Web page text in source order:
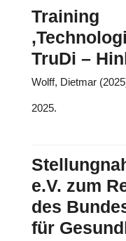
Training
TruDi –
Wolff, Dietmar
2025.
e.V. zum
des
für